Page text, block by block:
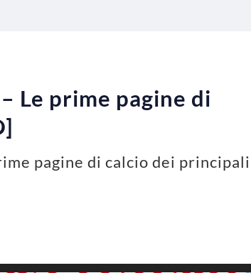
Le prime pagine di
pagine di calcio dei principali